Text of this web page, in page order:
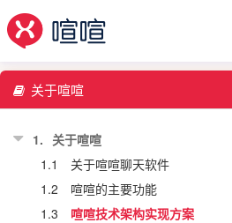
关于喧喧
1. 关于喧喧
1.1
关于喧喧聊天软件
1.2
喧喧的主要功能
1.3
喧喧技术架构实现方案